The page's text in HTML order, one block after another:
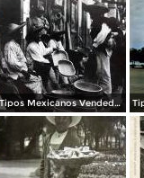
Tipos Mexicanos Vendedores de vandejas.